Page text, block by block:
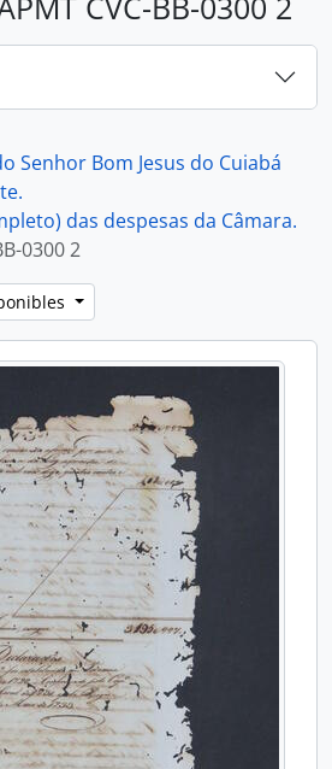
Senhor Bom Jesus do Cuiabá
das despesas da Câmara.
0300 2